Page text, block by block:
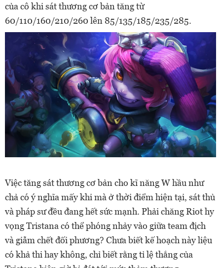
của cô khi sát thương cơ bản tăng từ
60/110/160/210/260 lên 85/135/185/235/285.
Việc tăng sát thương cơ bản cho kĩ năng W hầu như
chả có ý nghĩa mấy khi mà ở thời điểm hiện tại, sát thủ
và pháp sư đều đang hết sức mạnh. Phải chăng Riot hy
vọng Tristana có thể phóng nhảy vào giữa team địch
và giẫm chết đối phương? Chưa biết kế hoạch này liệu
có khả thi hay không, chỉ biết rằng tỉ lệ thắng của